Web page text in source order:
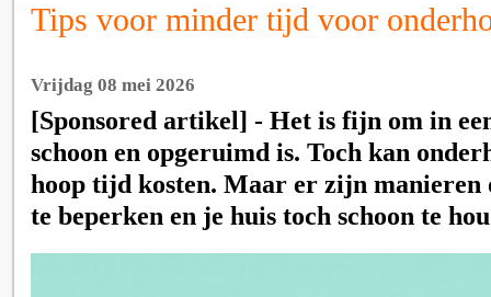
Tips voor minder tijd voor
Vrijdag 08 mei 2026
[Sponsored artikel] - Het is fijn om in
schoon en opgeruimd is. Toch kan
hoop tijd kosten. Maar er zijn manieren
te beperken en je huis toch schoon te